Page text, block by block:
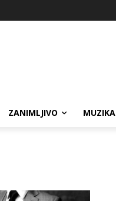
ZANIMLJIVO MUZIKA